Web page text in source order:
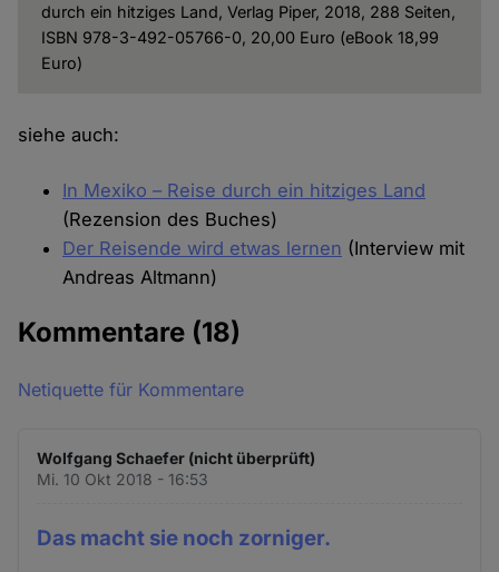
durch ein hitziges Land, Verlag Piper, 2018, 288 Seiten,
ISBN 978-3-492-05766-0, 20,00 Euro (eBook 18,99
Euro)
siehe auch:
In Mexiko – Reise durch ein hitziges Land
(Rezension des Buches)
Der Reisende wird etwas lernen (Interview mit
Andreas Altmann)
Kommentare (18)
Netiquette für Kommentare
Wolfgang Schaefer (nicht überprüft)
Mi. 10 Okt 2018 - 16:53
Das macht sie noch zorniger.